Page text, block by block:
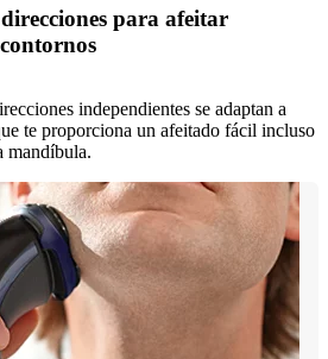
para afeitar
independientes se adaptan a
te proporciona un afeitado fácil incluso
mandíbula.